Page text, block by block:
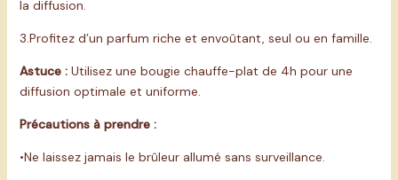
la diffusion.
3.Profitez d’un parfum riche et envoûtant, seul ou en famille.
Astuce :Utilisez une bougie chauffe-plat de 4h pour une
diffusion optimale et uniforme.
Précautions à prendre :
•Ne laissez jamais le brûleur allumé sans surveillance.